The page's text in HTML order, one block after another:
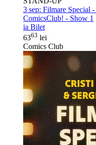
3 sep: Filmare Special -
ComicsClub! - Show 1
ia Bilet
6363 lei
Comics Club